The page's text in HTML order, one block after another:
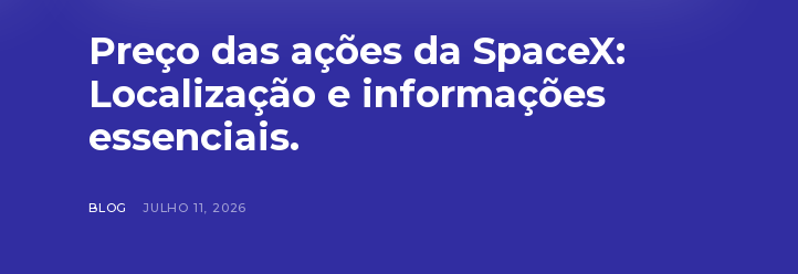
Preço das ações da SpaceX:
Localização e informações
essenciais.
BLOG JULHO 11, 2026